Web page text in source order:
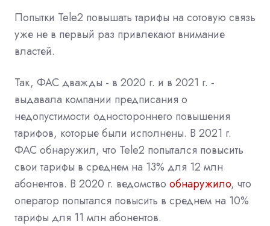
Попытки Tele2 повышать тарифы на сотовую связь
уже не в первый раз привлекают внимание
властей.
Так, ФАС дважды - в 2020 г. и в 2021 г. -
выдавала компании предписания о
недопустимости одностороннего повышения
тарифов, которые были исполнены. В 2021 г.
ФАСобнаружил, что Tele2 попытался повысить
свои тарифы в среднем на 13% для 12 млн
абонентов. В 2020 г. ведомство обнаружило, что
оператор попытался повысить в среднем на 10%
тарифы для 11 млн абонентов.